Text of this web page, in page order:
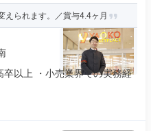
えられます。／賞与4.4ヶ月
以上 ・小売業界での実務経